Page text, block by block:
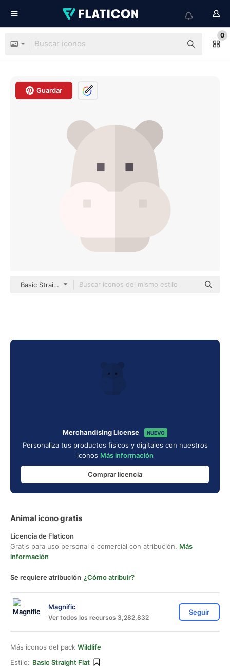
0
Guardar
Basic Straight Flat
Merchandising License NUEVO
Personaliza tus productos físicos y digitales con nuestros
iconos Más información
Comprar licencia
Animal icono gratis
Licencia de Flaticon
Gratis para uso personal o comercial con atribución. Más
información
Se requiere atribución ¿Cómo atribuir?
Magnific
Ver todos los recursos 3,282,832
Seguir
Más iconos del pack Wildlife
Estilo: Basic Straight Flat